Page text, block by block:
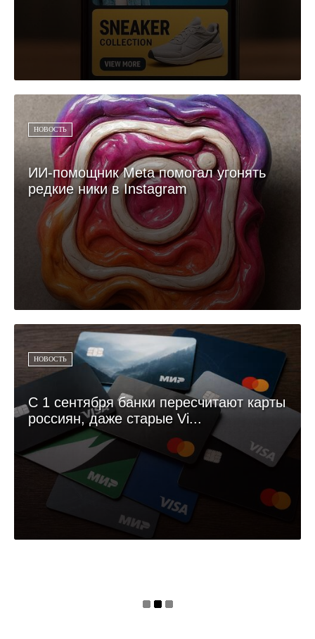
НОВОСТЬ
ИИ-помощник Meta помогал угонять
редкие ники в Instagram
НОВОСТЬ
С 1 сентября банки пересчитают карты
россиян, даже старые Vi...